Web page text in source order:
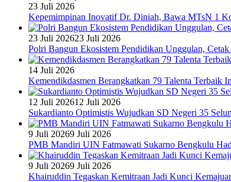
23 Juli 2026
Kepemimpinan Inovatif Dr. Diniah, Bawa MTsN 1
23 Juli 202623 Juli 2026
Polri Bangun Ekosistem Pendidikan Unggulan,
14 Juli 2026
Kemendikdasmen Berangkatkan 79 Talenta Terbaik
12 Juli 202612 Juli 2026
Sukardianto Optimistis Wujudkan SD Negeri 35
9 Juli 20269 Juli 2026
PMB Mandiri UIN Fatmawati Sukarno Bengkulu
9 Juli 20269 Juli 2026
Khairuddin Tegaskan Kemitraan Jadi Kunci